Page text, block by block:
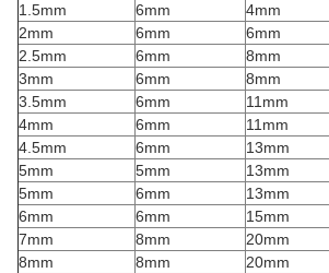
1.5mm
6mm
4mm
2mm
6mm
6mm
2.5mm
6mm
8mm
3mm
6mm
8mm
3.5mm
6mm
11mm
4mm
6mm
11mm
4.5mm
6mm
13mm
5mm
5mm
13mm
5mm
6mm
13mm
6mm
6mm
15mm
7mm
8mm
20mm
8mm
8mm
20mm